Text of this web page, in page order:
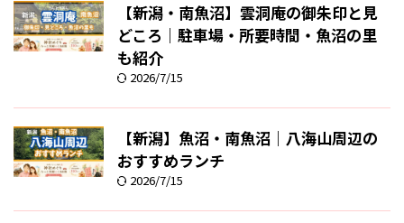
【新潟・南魚沼】雲洞庵の御朱印と見
どころ｜駐車場・所要時間・魚沼の里
も紹介
2026/7/15
【新潟】魚沼・南魚沼｜八海山周辺の
おすすめランチ
2026/7/15